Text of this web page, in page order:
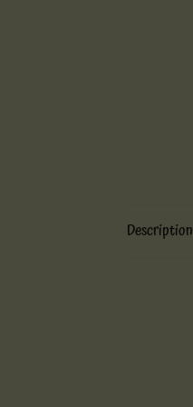
Description